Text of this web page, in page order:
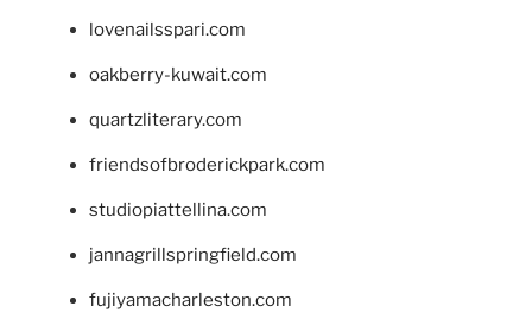
lovenailsspari.com
oakberry-kuwait.com
quartzliterary.com
friendsofbroderickpark.com
studiopiattellina.com
jannagrillspringfield.com
fujiyamacharleston.com